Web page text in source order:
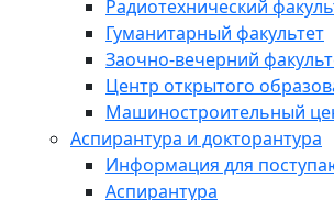
Радиотехнический
Гуманитарный факультет
Заочно-вечерний
Центр открытого
Машиностроительный
Аспирантура и докторантура
Информация для
Аспирантура